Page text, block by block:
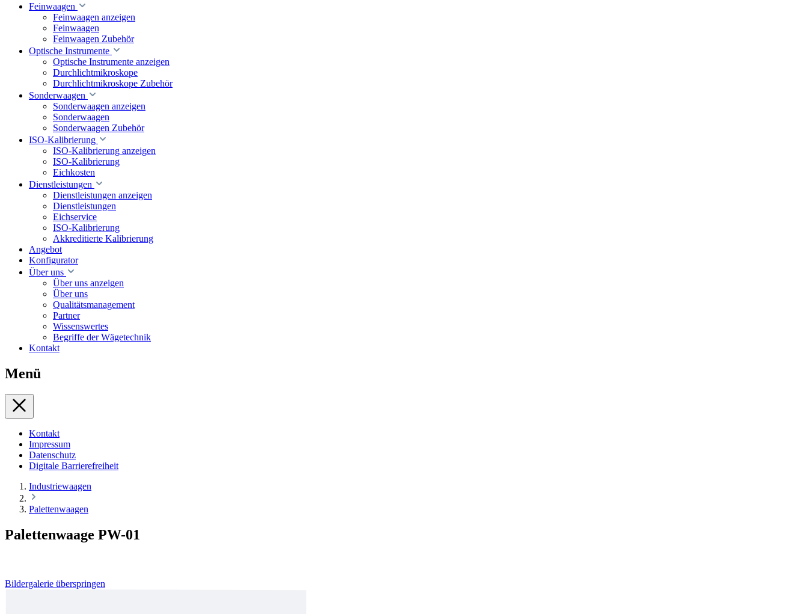
Feinwaagen
Feinwaagen anzeigen
Feinwaagen
Feinwaagen Zubehör
Optische Instrumente
Optische Instrumente anzeigen
Durchlichtmikroskope
Durchlichtmikroskope Zubehör
Sonderwaagen
Sonderwaagen anzeigen
Sonderwaagen
Sonderwaagen Zubehör
ISO-Kalibrierung
ISO-Kalibrierung anzeigen
ISO-Kalibrierung
Eichkosten
Dienstleistungen
Dienstleistungen anzeigen
Dienstleistungen
Eichservice
ISO-Kalibrierung
Akkreditierte Kalibrierung
Angebot
Konfigurator
Über uns
Über uns anzeigen
Über uns
Qualitätsmanagement
Partner
Wissenswertes
Begriffe der Wägetechnik
Kontakt
Menü
Kontakt
Impressum
Datenschutz
Digitale Barrierefreiheit
Industriewaagen
Palettenwaagen
Palettenwaage PW-01
Bildergalerie überspringen